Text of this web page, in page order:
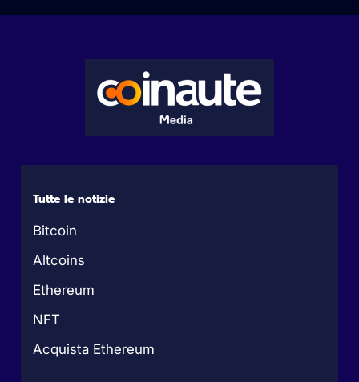
Tutte le notizie
Bitcoin
Altcoins
Ethereum
NFT
Acquista Ethereum